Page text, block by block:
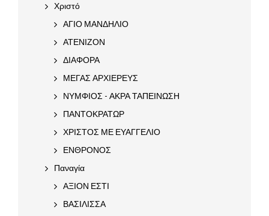
Χριστό
ΑΓΙΟ ΜΑΝΔΗΛΙΟ
ΑΤΕΝΙΖΟΝ
ΔΙΑΦΟΡΑ
ΜΕΓΑΣ ΑΡΧΙΕΡΕΥΣ
ΝΥΜΦΙΟΣ - ΑΚΡΑ ΤΑΠΕΙΝΩΣΗ
ΠΑΝΤΟΚΡΑΤΩΡ
ΧΡΙΣΤΟΣ ΜΕ ΕΥΑΓΓΕΛΙΟ
ΕΝΘΡΟΝΟΣ
Παναγία
ΑΞΙΟΝ ΕΣΤΙ
ΒΑΣΙΛΙΣΣΑ